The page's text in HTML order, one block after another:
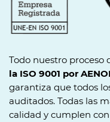
Todo nuestro proceso
la ISO 9001 por
garantiza que todos
auditados. Todas las
calidad y cumplen